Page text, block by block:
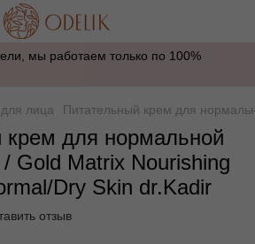
мы работаем только по 100%
лица Питательный крем для
крем для нормальной
Gold Matrix Nourishing
Dry Skin dr.Kadir
отзыв